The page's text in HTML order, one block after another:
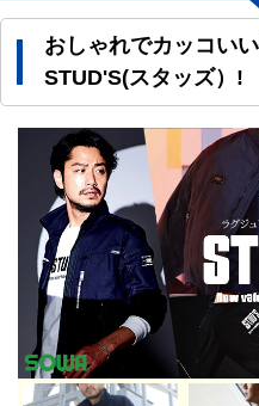
おしゃれでカッコい
STUD'S(スタッズ）!